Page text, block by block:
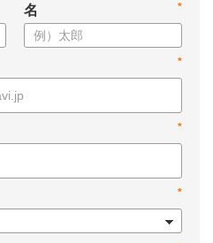
*
名
*
*
*